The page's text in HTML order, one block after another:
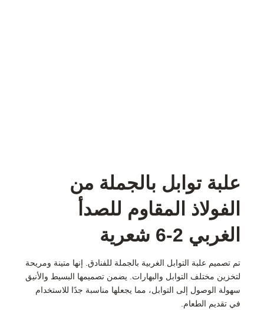
علبة توابل بالجملة من
الفولاذ المقاوم للصدأ
الغربي 2-6 شعرية
تم تصميم علبة التوابل الغربية بالجملة للفنادق. إنها متينة ومريحة
لتخزين مختلف التوابل والبهارات. يضمن تصميمها البسيط والأنيق
سهولة الوصول إلى التوابل، مما يجعلها مناسبة جدًا للاستخدام
في تقديم الطعام.